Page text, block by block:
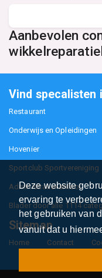
Deze website
ervaring te
het gebruiken van
vanuit dat u
Aanbevolen
Vind specalisten
Restaurant
Onderwijs en Opleidingen
Hovenier
Sportclub Sportvereniging
Administratiekantoor
Blader door alle 1114
Sitemap
Home Contact